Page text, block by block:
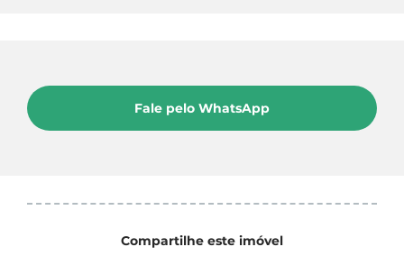
Fale pelo WhatsApp
Compartilhe este imóvel